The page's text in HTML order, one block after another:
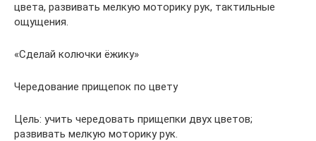
цвета, развивать мелкую моторику рук, тактильные
ощущения.
«Сделай колючки ёжику»
Чередование прищепок по цвету
Цель: учить чередовать прищепки двух цветов;
развивать мелкую моторику рук.